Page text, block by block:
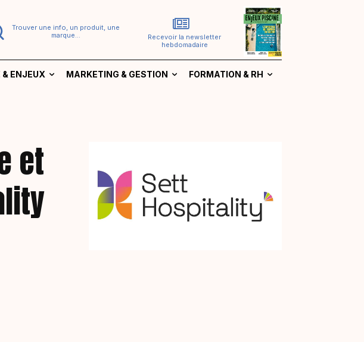
Trouver une info, un produit, une
marque...
Recevoir la newsletter
hebdomadaire
ENJEUX MARKETING & GESTION FORMATION & RH
et